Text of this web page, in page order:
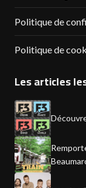
Politique de
Politique de
Les articles